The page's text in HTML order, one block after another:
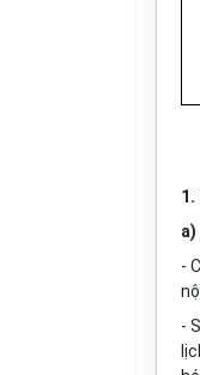
1.
-
-